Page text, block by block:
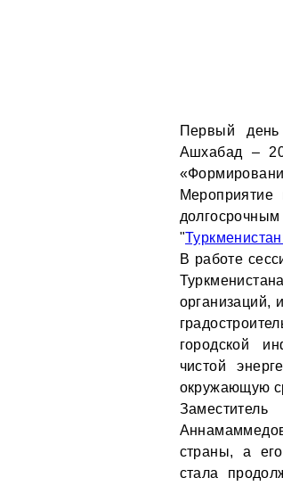
Первый
Ашхабад –
"
В работе
организаций,
городской
чистой
окружающую
страны, а
стала